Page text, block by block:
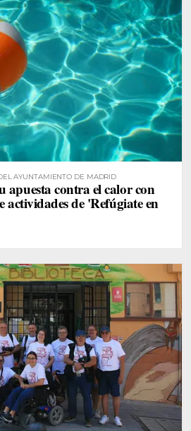
AYUNTAMIENTO DE MADRID
apuesta contra el calor con
actividades de 'Refúgiate en